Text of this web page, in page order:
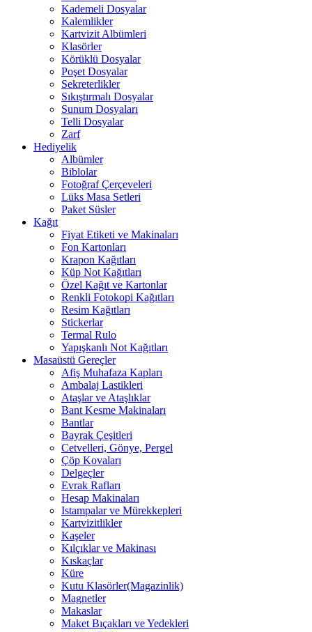
Kademeli Dosyalar
Kalemlikler
Kartvizit Albümleri
Klasörler
Körüklü Dosyalar
Poşet Dosyalar
Sekreterlikler
Sıkıştırmalı Dosyalar
Sunum Dosyaları
Telli Dosyalar
Zarf
Hediyelik
Albümler
Biblolar
Fotoğraf Çerçeveleri
Lüks Masa Setleri
Paket Süsler
Kağıt
Fiyat Etiketi ve Makinaları
Fon Kartonları
Krapon Kağıtları
Küp Not Kağıtları
Özel Kağıt ve Kartonlar
Renkli Fotokopi Kağıtları
Resim Kağıtları
Stickerlar
Termal Rulo
Yapışkanlı Not Kağıtları
Masaüstü Gereçler
Afiş Muhafaza Kapları
Ambalaj Lastikleri
Ataşlar ve Ataşlıklar
Bant Kesme Makinaları
Bantlar
Bayrak Çeşitleri
Cetvelleri, Gönye, Pergel
Çöp Kovaları
Delgeçler
Evrak Rafları
Hesap Makinaları
Istampalar ve Mürekkepleri
Kartvizitlikler
Kaşeler
Kılçıklar ve Makinası
Kıskaçlar
Küre
Kutu Klasörler(Magazinlik)
Magnetler
Makaslar
Maket Bıçakları ve Yedekleri